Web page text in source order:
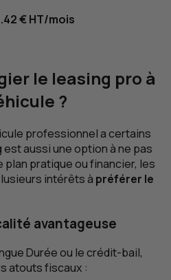
€HT/mois
le leasing pro à
?
professionnel a certains
est aussi une option à ne pas
plan pratique ou financier, les
intérêts à préférer le
avantageuse
Durée ou le crédit-bail,
atouts fiscaux :